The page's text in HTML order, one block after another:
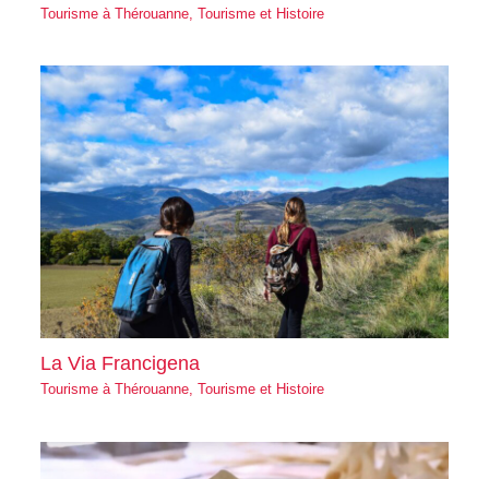
Tourisme à Thérouanne, Tourisme et Histoire
La Via Francigena
Tourisme à Thérouanne, Tourisme et Histoire